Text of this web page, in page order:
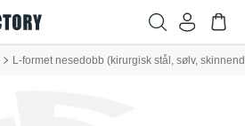
L-formet nesedobb (kirurgisk stål, sølv,